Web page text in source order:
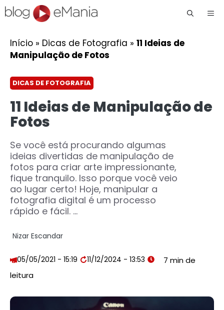
Início » Dicas de Fotografia » 11 Ideias de
Manipulação de Fotos
DICAS DE FOTOGRAFIA
11 Ideias de Manipulação de
Fotos
Se você está procurando algumas
ideias divertidas de manipulação de
fotos para criar arte impressionante,
fique tranquilo. Isso porque você veio
ao lugar certo! Hoje, manipular a
fotografia digital é um processo
rápido e fácil. ...
Nizar Escandar
05/05/2021 - 15:19 11/12/2024 - 13:53